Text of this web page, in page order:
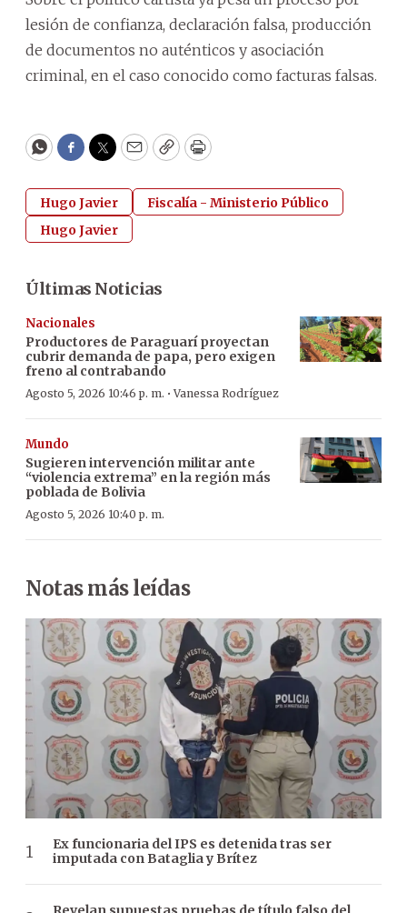
lesión de confianza, declaración falsa, producción
de documentos no auténticos y asociación
criminal, en el caso conocido como facturas falsas.
WhatsApp
Facebook
Twitter
EmailCopyPrint
Hugo Javier
Fiscalía - Ministerio Público
Hugo Javier
Últimas Noticias
Nacionales
Productores de Paraguarí proyectan
cubrir demanda de papa, pero exigen
freno al contrabando
Agosto 5, 2026 10:46 p. m. ·Vanessa Rodríguez
Mundo
Sugieren intervención militar ante
“violencia extrema” en la región más
poblada de Bolivia
Agosto 5, 2026 10:40 p. m.
Notas más leídas
Ex funcionaria del IPS es detenida tras ser
imputada con Bataglia y Brítez